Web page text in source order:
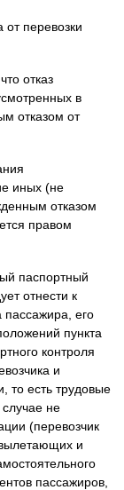
от перевозки
отказ
в
отказом от
иных (не
отказом
правом
паспортный
отнести к
его
пункта
контроля
и
то есть трудовые
не
(перевозчик
и
пассажиров,